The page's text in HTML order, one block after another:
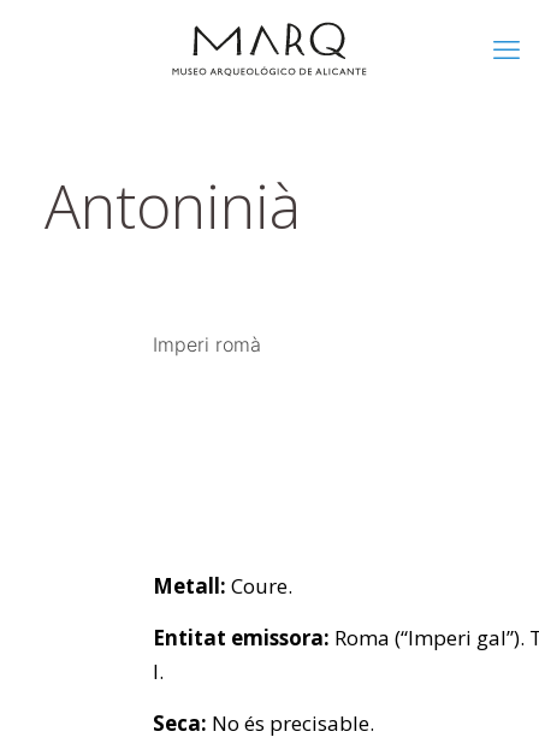
Antoninià
Imperi romà
Metall: Coure.
Entitat emissora: Roma (“Imperi gal”).
I.
Seca: No és precisable.